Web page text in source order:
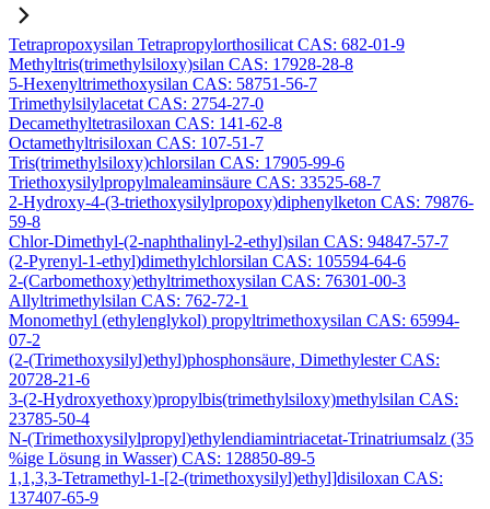
Tetrapropoxysilan Tetrapropylorthosilicat CAS: 682-01-9
Methyltris(trimethylsiloxy)silan CAS: 17928-28-8
5-Hexenyltrimethoxysilan CAS: 58751-56-7
Trimethylsilylacetat CAS: 2754-27-0
Decamethyltetrasiloxan CAS: 141-62-8
Octamethyltrisiloxan CAS: 107-51-7
Tris(trimethylsiloxy)chlorsilan CAS: 17905-99-6
Triethoxysilylpropylmaleaminsäure CAS: 33525-68-7
2-Hydroxy-4-(3-triethoxysilylpropoxy)diphenylketon CAS: 79876-
59-8
Chlor-Dimethyl-(2-naphthalinyl-2-ethyl)silan CAS: 94847-57-7
(2-Pyrenyl-1-ethyl)dimethylchlorsilan CAS: 105594-64-6
2-(Carbomethoxy)ethyltrimethoxysilan CAS: 76301-00-3
Allyltrimethylsilan CAS: 762-72-1
Monomethyl (ethylenglykol) propyltrimethoxysilan CAS: 65994-
07-2
(2-(Trimethoxysilyl)ethyl)phosphonsäure, Dimethylester CAS:
20728-21-6
3-(2-Hydroxyethoxy)propylbis(trimethylsiloxy)methylsilan CAS:
23785-50-4
N-(Trimethoxysilylpropyl)ethylendiamintriacetat-Trinatriumsalz (35
%ige Lösung in Wasser) CAS: 128850-89-5
1,1,3,3-Tetramethyl-1-[2-(trimethoxysilyl)ethyl]disiloxan CAS:
137407-65-9